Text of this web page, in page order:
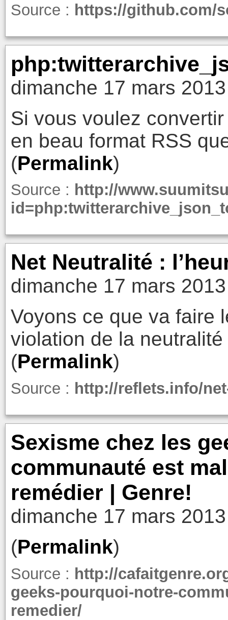
Source : https://github.com/
dimanche 17 mars
Si vous voulez
en beau format RSS
(Permalink)
Source : http://
Net Neutralité :
dimanche 17 mars
Voyons ce que va faire
violation de la
(Permalink)
Source : http://reflets.info/
Sexisme chez les
communauté est
remédier | Genre!
dimanche 17 mars
(Permalink)
Source : http://
geeks-pourquoi-notre-
remedier/